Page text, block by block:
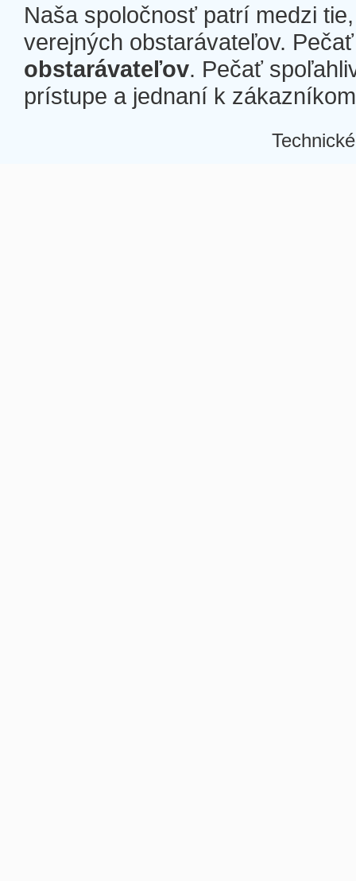
Naša spoločnosť patrí medzi
verejných obstarávateľov.
obstarávateľov. Pečať
prístupe a jednaní k